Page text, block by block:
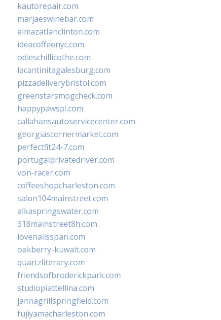
kautorepair.com
marjaeswinebar.com
elmazatlanclinton.com
ideacoffeenyc.com
odieschillicothe.com
lacantinitagalesburg.com
pizzadeliverybristol.com
greenstarsmogcheck.com
happypawspl.com
callahansautoservicecenter.com
georgiascornermarket.com
perfectfit24-7.com
portugalprivatedriver.com
von-racer.com
coffeeshopcharleston.com
salon104mainstreet.com
alkaspringswater.com
318mainstreet8h.com
lovenailsspari.com
oakberry-kuwait.com
quartzliterary.com
friendsofbroderickpark.com
studiopiattellina.com
jannagrillspringfield.com
fujiyamacharleston.com